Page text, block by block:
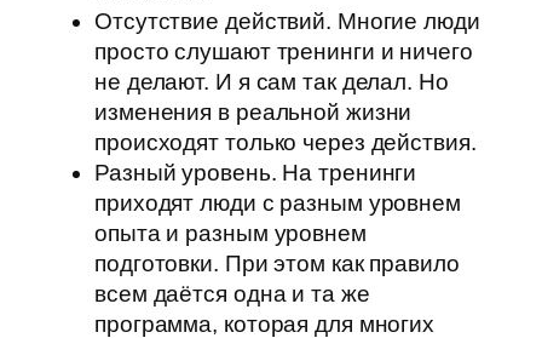
Отсутствие действий. Многие люди
просто слушают тренинги и ничего
не делают. И я сам так делал. Но
изменения в реальной жизни
происходят только через действия.
Разный уровень. На тренинги
приходят люди с разным уровнем
опыта и разным уровнем
подготовки. При этом как правило
всем даётся одна и та же
программа, которая для многих